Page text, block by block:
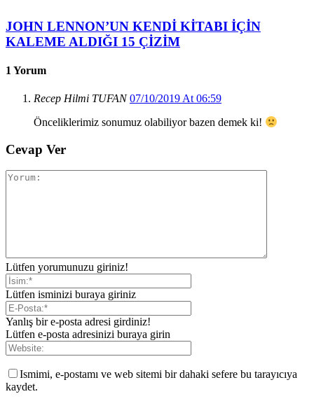
JOHN LENNON’UN KENDİ KİTABI İÇİN
KALEME ALDIĞI 15 ÇİZİM
1 Yorum
Recep Hilmi TUFAN 07/10/2019 At 06:59
Önceliklerimiz sonumuz olabiliyor bazen demek ki!
Cevap Ver
Lütfen yorumunuzu giriniz!
Lütfen isminizi buraya giriniz
Yanlış bir e-posta adresi girdiniz!
Lütfen e-posta adresinizi buraya girin
Ismimi, e-postamı ve web sitemi bir dahaki sefere bu tarayıcıya
kaydet.